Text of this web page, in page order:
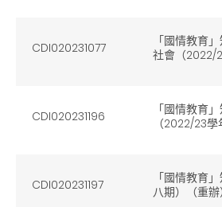
CDI020231077
「國情教育
社會（2022/
CDI020231196
「國情教育
（2022/23學
CDI020231197
「國情教育
八期）（重辦